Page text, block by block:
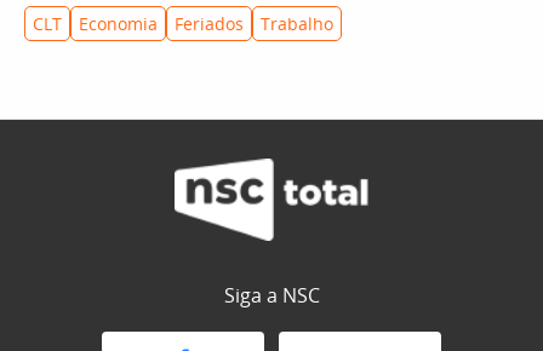
CLT
Economia Feriados Trabalho
Siga a NSC